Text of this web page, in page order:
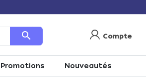
search Compte
Promotions Nouveautés